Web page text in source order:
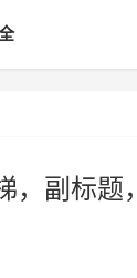
，副标